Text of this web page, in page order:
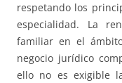
respetando los
especialidad. La
familiar en el
negocio jurídico
ello no es exigible